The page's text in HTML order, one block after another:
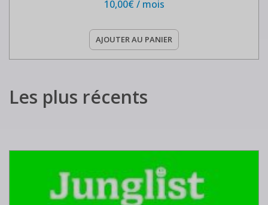
10,00€ / mois
AJOUTER AU PANIER
Les plus récents